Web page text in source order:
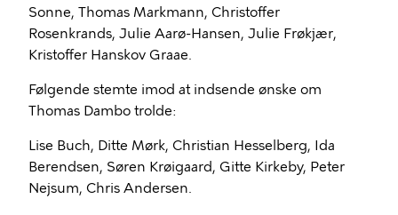
Sonne, Thomas Markmann, Christoffer
Rosenkrands, Julie Aarø-Hansen, Julie Frøkjær,
Kristoffer Hanskov Graae.
Følgende stemte imod at indsende ønske om
Thomas Dambo trolde:
Lise Buch, Ditte Mørk, Christian Hesselberg, Ida
Berendsen, Søren Krøigaard, Gitte Kirkeby, Peter
Nejsum, Chris Andersen.